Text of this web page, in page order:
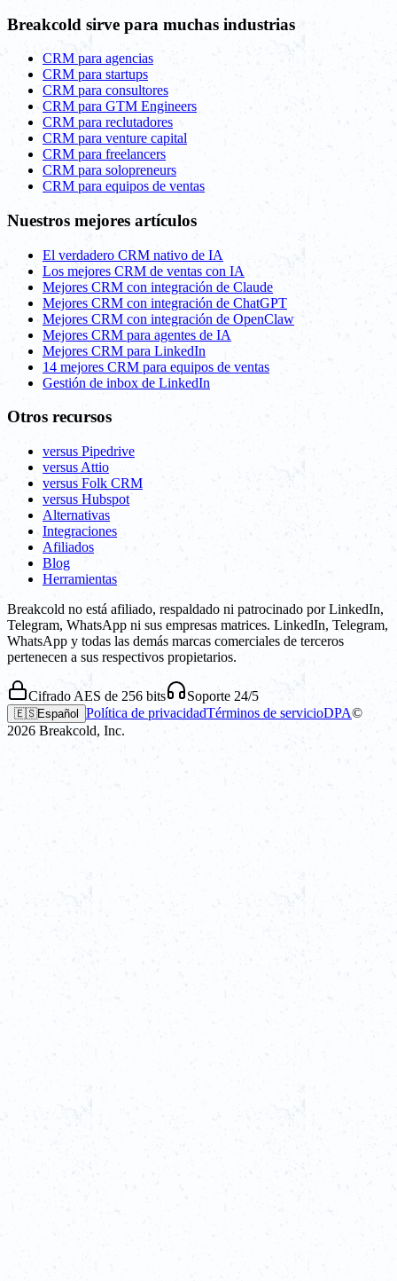
Breakcold sirve para muchas industrias
CRM para agencias
CRM para startups
CRM para consultores
CRM para GTM Engineers
CRM para reclutadores
CRM para venture capital
CRM para freelancers
CRM para solopreneurs
CRM para equipos de ventas
Nuestros mejores artículos
El verdadero CRM nativo de IA
Los mejores CRM de ventas con IA
Mejores CRM con integración de Claude
Mejores CRM con integración de ChatGPT
Mejores CRM con integración de OpenClaw
Mejores CRM para agentes de IA
Mejores CRM para LinkedIn
14 mejores CRM para equipos de ventas
Gestión de inbox de LinkedIn
Otros recursos
versus Pipedrive
versus Attio
versus Folk CRM
versus Hubspot
Alternativas
Integraciones
Afiliados
Blog
Herramientas
Breakcold no está afiliado, respaldado ni patrocinado por LinkedIn,
Telegram, WhatsApp ni sus empresas matrices. LinkedIn, Telegram,
WhatsApp y todas las demás marcas comerciales de terceros
pertenecen a sus respectivos propietarios.
Cifrado AES de 256 bits Soporte 24/5
🇪🇸Español Política de privacidadTérminos de servicioDPA©
2026 Breakcold, Inc.